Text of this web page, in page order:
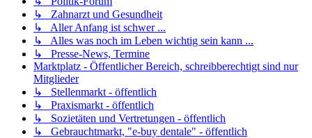
↳ Zahnarzt und Gesundheit
↳ Aller Anfang ist schwer ...
↳ Alles was noch im Leben wichtig sein kann ...
↳ Presse-News, Termine
Marktplatz - Öffentlicher Bereich, schreibberechtigt sind nur
Mitglieder
↳ Stellenmarkt - öffentlich
↳ Praxismarkt - öffentlich
↳ Sozietäten und Vertretungen - öffentlich
↳ Gebrauchtmarkt, "e-buy dentale" - öffentlich